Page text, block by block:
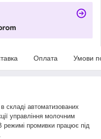
Оплата Умови
складі автоматизованих
управління молочним
режимі промивки працює під